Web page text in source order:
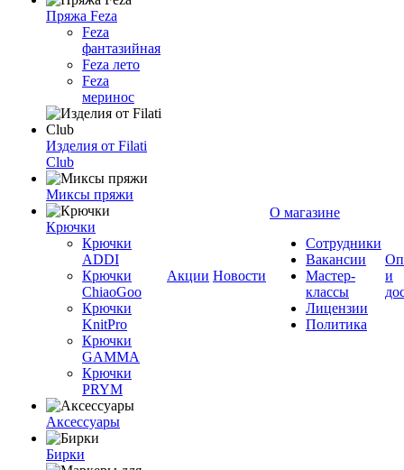
Пряжа Feza
Feza
фантазийная
Feza лето
Feza
меринос
Изделия от Filati
Club
Миксы пряжи
Крючки
Крючки
ADDI
Крючки
ChiaoGoo
Крючки
KnitPro
Крючки
GAMMA
Крючки
PRYM
Аксессуары
Бирки
Акции Новости
О магазине
Сотрудники
Вакансии
Мастер-
классы
Лицензии
Политика
и